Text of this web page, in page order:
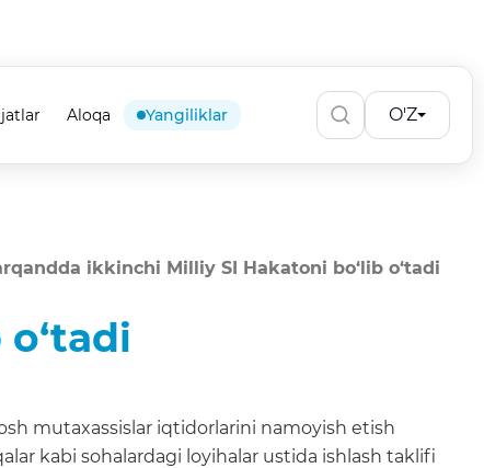
Aloqa Yangiliklar O'Z
ikkinchi Milliy SI Hakatoni bo‘lib o‘tadi
mutaxassislar iqtidorlarini namoyish etish
kabi sohalardagi loyihalar ustida ishlash taklifi